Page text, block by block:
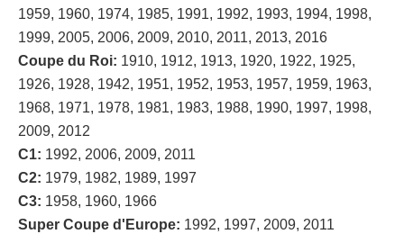
1959, 1960, 1974, 1985, 1991, 1992, 1993, 1994, 1998,
1999, 2005, 2006, 2009, 2010, 2011, 2013, 2016
Coupe du Roi: 1910, 1912, 1913, 1920, 1922, 1925,
1926, 1928, 1942, 1951, 1952, 1953, 1957, 1959, 1963,
1968, 1971, 1978, 1981, 1983, 1988, 1990, 1997, 1998,
2009, 2012
C1: 1992, 2006, 2009, 2011
C2: 1979, 1982, 1989, 1997
C3: 1958, 1960, 1966
Super Coupe d'Europe: 1992, 1997, 2009, 2011